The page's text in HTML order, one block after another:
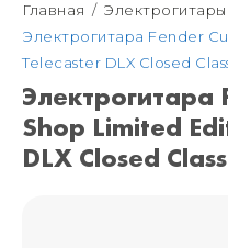
Интернет-
+7 (925) 125-
Москва
+7 (925) 176-
ул. Большая
"ФЛАКОН"
Санкт-
+7 (929) 179-
+7 (925) 879-
Главная
Электрогитара Fender
Telecaster DLX Closed
Электрогитара
Shop Limited
DLX Closed